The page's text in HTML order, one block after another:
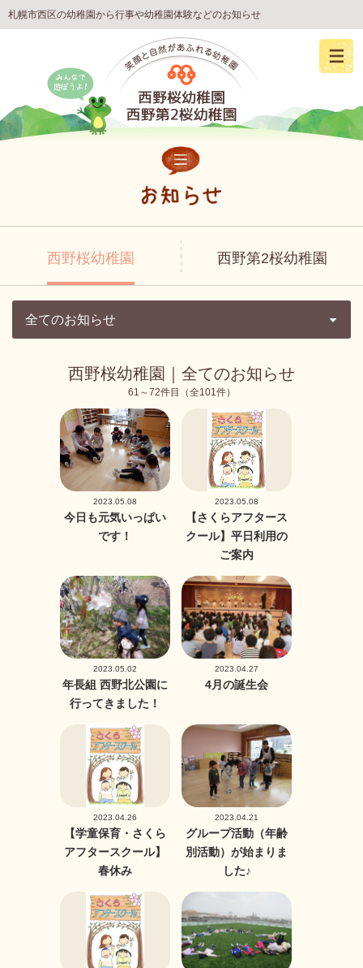
札幌市西区の幼稚園から行事や幼稚園体験などのお知らせ
西野桜幼稚園 西野第2桜幼稚園
全てのお知らせ
西野桜幼稚園｜全てのお知らせ
61～72件目（全101件）
2023.05.08
今日も元気いっぱい
です！
2023.05.08
【さくらアフタース
クール】平日利用の
ご案内
2023.05.02
年長組 西野北公園に
行ってきました！
2023.04.27
4月の誕生会
2023.04.26
【学童保育・さくら
アフタースクール】
春休み
2023.04.21
グループ活動（年齢
別活動）が始まりま
した♪